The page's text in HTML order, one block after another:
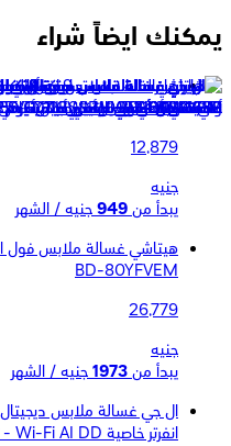
يمكنك ايضاً شراء
HWM100-316S8
12,879
جنيه
يبدأ من 949 جنيه / الشهر
BD-80YFVEM
26,779
جنيه
يبدأ من 1973 جنيه / الشهر
انفرتر خاصية Wi-Fi AI DD - تحميل أمامي - فضي - F4X5RYG23